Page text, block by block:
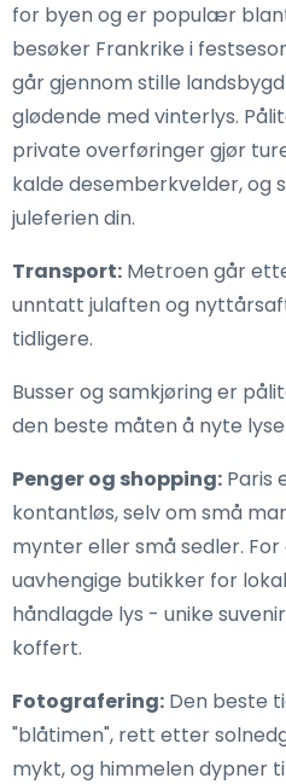
for byen og er populær
besøker Frankrike i
går gjennom stille
glødende med vinterlys.
private overføringer gjør
kalde desemberkvelder, og
juleferien din.
Transport: Metroen går
unntatt julaften og
tidligere.
Busser og samkjøring er
den beste måten å nyte
Penger og shopping: Paris
kontantløs, selv om små
mynter eller små sedler.
uavhengige butikker for
håndlagde lys - unike
koffert.
Fotografering: Den beste
"blåtimen", rett etter
mykt, og himmelen dypner